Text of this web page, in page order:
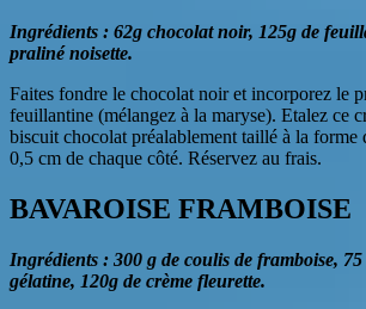
Ingrédients : 62g chocolat noir, 125g de
praliné noisette.
Faites fondre le chocolat noir et incorporez le
feuillantine (mélangez à la maryse). Etalez ce
biscuit chocolat préalablement taillé à la forme
0,5 cm de chaque côté. Réservez au frais.
BAVAROISE FRAMBOISE
Ingrédients : 300 g de coulis de framboise, 75
gélatine, 120g de crème fleurette.